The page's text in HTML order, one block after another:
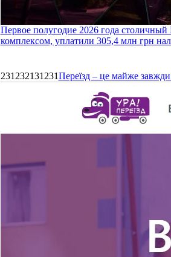
Первое полугодие 2026 года
комплексом, уплатили 305,4 млн грн
231232131231Переїзд – це майже